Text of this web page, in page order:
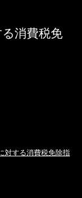
消費税免
対する消費税免除指